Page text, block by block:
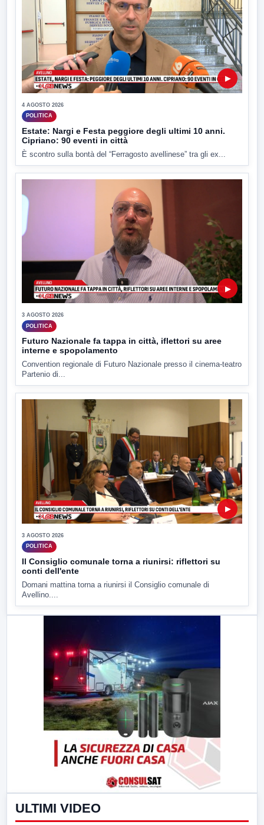
▶
4 AGOSTO 2026
POLITICA
Estate: Nargi e Festa peggiore degli ultimi 10 anni.
Cipriano: 90 eventi in città
È scontro sulla bontà del “Ferragosto avellinese” tra gli ex...
▶
3 AGOSTO 2026
POLITICA
Futuro Nazionale fa tappa in città, iflettori su aree
interne e spopolamento
Convention regionale di Futuro Nazionale presso il cinema-teatro
Partenio di...
▶
3 AGOSTO 2026
POLITICA
Il Consiglio comunale torna a riunirsi: riflettori su
conti dell'ente
Domani mattina torna a riunirsi il Consiglio comunale di
Avellino....
ULTIMI VIDEO